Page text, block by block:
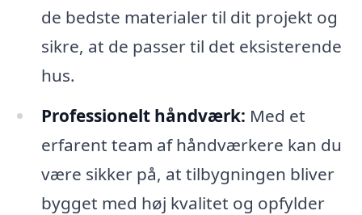
de bedste materialer til dit projekt og
sikre, at de passer til det eksisterende
hus.
Professionelt håndværk: Med et
erfarent team af håndværkere kan du
være sikker på, at tilbygningen bliver
bygget med høj kvalitet og opfylder